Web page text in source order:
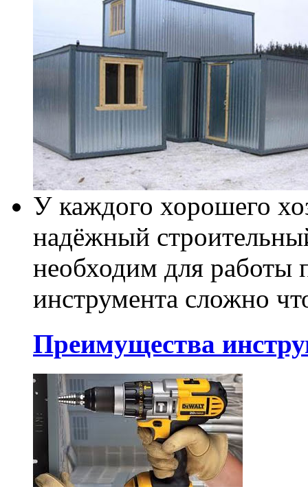
У каждого хорошего
надёжный
необходим для работы
инструмента сложно
Преимущества